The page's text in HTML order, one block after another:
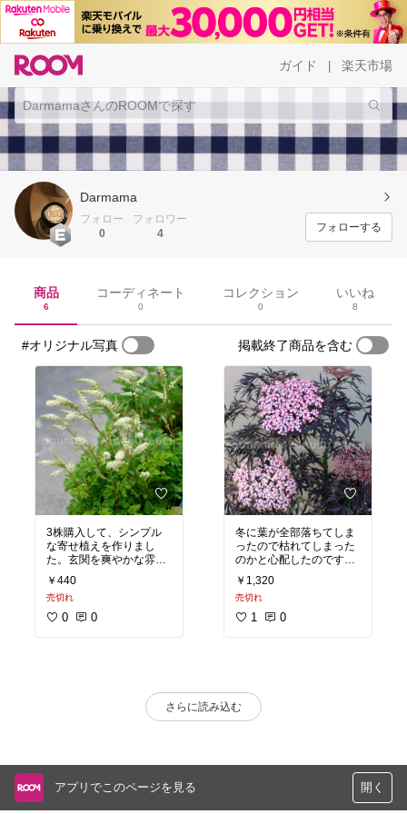
ガイド 楽天市場
Darmama
フォロー
0
フォロワー
4
フォローする
商品
6
コーディネート
0
コレクション
0
いいね
8
#オリジナル写真 掲載終了商品を含む
3株購入して、シンプル
な寄せ植えを作りまし
た。玄関を爽やかな雰囲
気に！
￥440
売切れ
0 0
冬に葉が全部落ちてしま
ったので枯れてしまった
のかと心配したのです
が、落葉樹でした^^;
今、キレイな葉が元気に
育ってます。玄関に置い
てるのですが、とっても
￥1,320
売切れ
1 0
さらに読み込む
アプリでこのページを見る 開く